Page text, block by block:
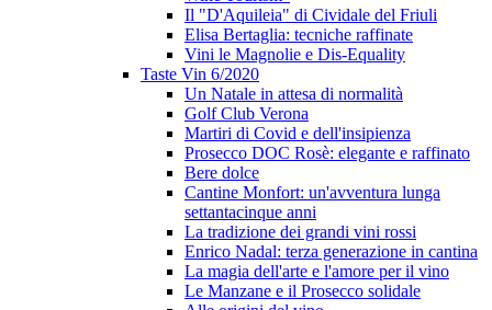
Il "D'Aquileia" di Cividale del Friuli
Elisa Bertaglia: tecniche raffinate
Vini le Magnolie e Dis-Equality
Taste Vin 6/2020
Un Natale in attesa di normalità
Golf Club Verona
Martiri di Covid e dell'insipienza
Prosecco DOC Rosè: elegante e raffinato
Bere dolce
Cantine Monfort: un'avventura lunga
settantacinque anni
La tradizione dei grandi vini rossi
Enrico Nadal: terza generazione in cantina
La magia dell'arte e l'amore per il vino
Le Manzane e il Prosecco solidale